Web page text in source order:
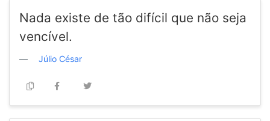
Nada existe de tão difícil que não seja
vencível.
Júlio César